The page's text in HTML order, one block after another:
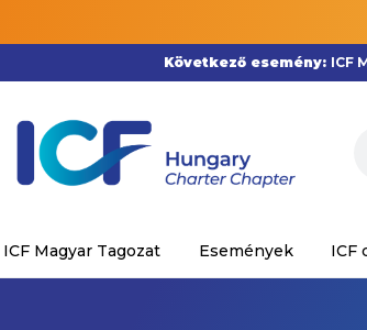
Következő esemény: ICF
ICF Magyar Tagozat Események ICF